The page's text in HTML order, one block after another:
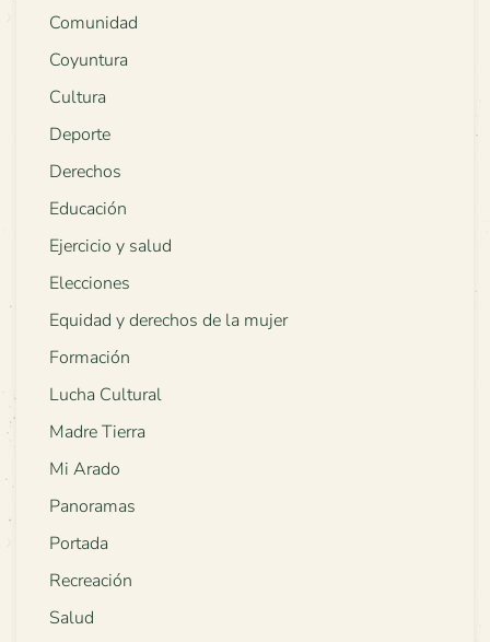
Comunidad
Coyuntura
Cultura
Deporte
Derechos
Educación
Ejercicio y salud
Elecciones
Equidad y derechos de la mujer
Formación
Lucha Cultural
Madre Tierra
Mi Arado
Panoramas
Portada
Recreación
Salud